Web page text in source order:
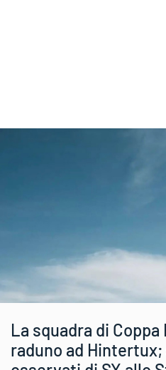
La squadra di Coppa
raduno ad Hintertux;